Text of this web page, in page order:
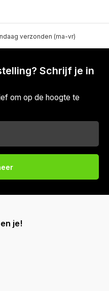
verzonden (ma-vr)
verzonden (ma-vr)
Schrijf je in
om op de hoogte te
je!